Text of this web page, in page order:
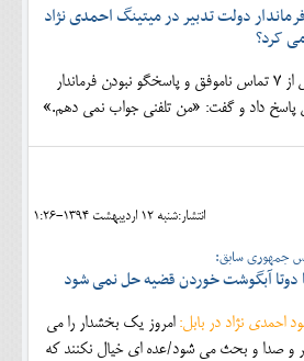
فرماندار دولت تدبیر در میتینگ احمدی نژاد
کرد؟
پس از 7 تماس ناموفق و پاسخگو نبودن فرماندار
پاسخ داد و گفت: «من تلفنی جواب نمی دهم.»
انتشار:شنبه 12 ارديبهشت 1394-1:26
جمهوری سابق:
دوتا آبگوشت خوردن قضیه حل نمی شود
احمدی نژاد در بابل: امروز یک بخشدار را می
سر و صدا و بحث می شود/عده ای خیال نکنند که